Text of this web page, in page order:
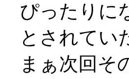
ぴったりに
とされてい
まぁ次回そ